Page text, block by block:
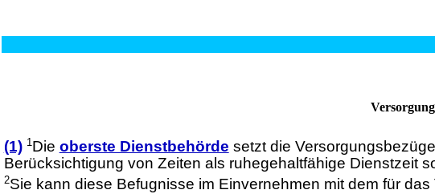
(1) 1Die oberste Dienstbehörde setzt die
Berücksichtigung von Zeiten als ruhegehaltfähige Dienstzeit
2Sie kann diese Befugnisse im Einvernehmen mit dem für